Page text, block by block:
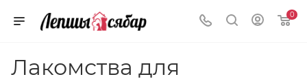
0
Лакомства для